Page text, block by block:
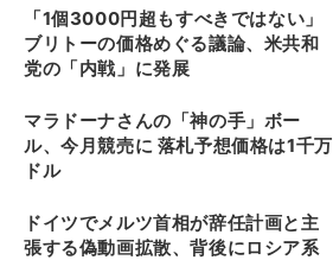
「1個3000円超もすべきではない」
ブリトーの価格めぐる議論、米共和
党の「内戦」に発展
マラドーナさんの「神の手」ボー
ル、今月競売に 落札予想価格は1千万
ドル
ドイツでメルツ首相が辞任計画と主
張する偽動画拡散、背後にロシア系